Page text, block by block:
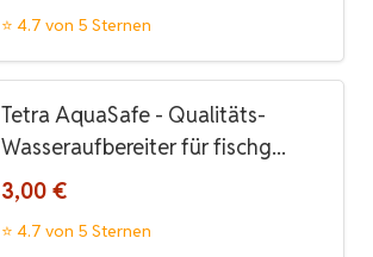
⭐ 4.7 von 5 Sternen
Tetra AquaSafe - Qualitäts-
Wasseraufbereiter für fischg...
3,00 €
⭐ 4.7 von 5 Sternen